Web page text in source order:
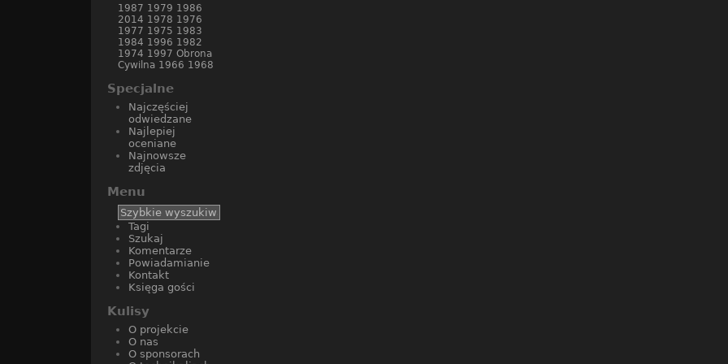
1987 1979 1986
2014 1978 1976
1977 1975 1983
1984 1996 1982
1974 1997 Obrona
Cywilna 1966 1968
Specjalne
Najczęściej
odwiedzane
Najlepiej
oceniane
Najnowsze
zdjęcia
Menu
Tagi
Szukaj
Komentarze
Powiadamianie
Kontakt
Księga gości
Kulisy
O projekcie
O nas
O sponsorach